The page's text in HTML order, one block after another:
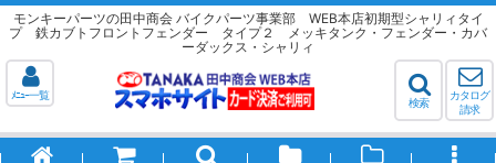
モンキーパーツの田中商会 バイクパーツ事業部 WEB本店初期型シャリィタイ
プ 鉄カブトフロントフェンダー タイプ２ メッキタンク・フェンダー・カバ
ーダックス・シャリィ
ﾒﾆｭｰ一覧
検索
カタログ
請求